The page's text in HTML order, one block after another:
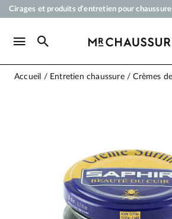
Cirages et produits d'entretien pour
Paiement en 3x 4x par carte
Accueil Entretien chaussure Crèmes